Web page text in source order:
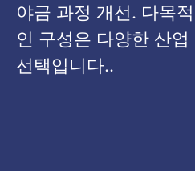
야금 과정 개선. 다목
인 구성은 다양한 산
선택입니다..